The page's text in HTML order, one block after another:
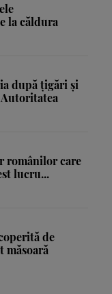
la căldura
după țigări și
românilor care
lucru...
de
măsoară